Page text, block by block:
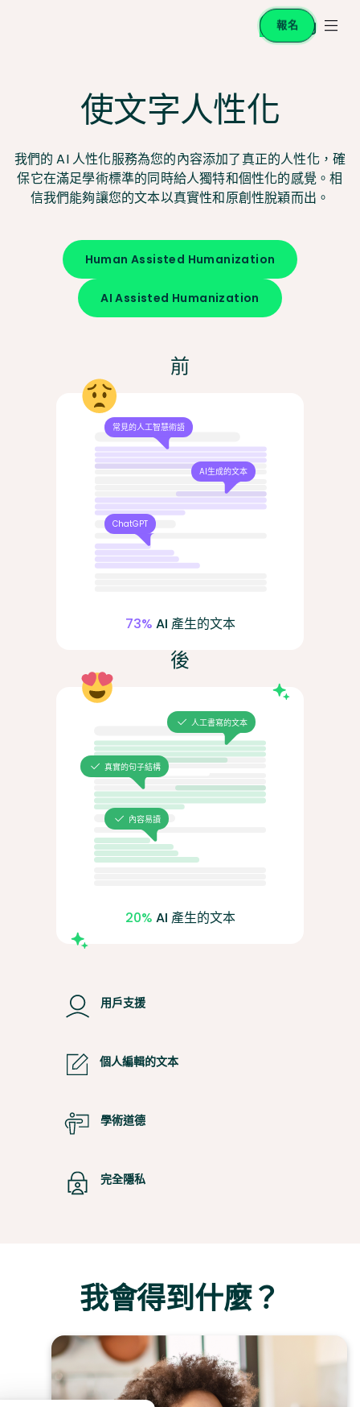
報名
使文字人性化
我們的 AI 人性化服務為您的內容添加了真正的人性化，確
保它在滿足學術標準的同時給人獨特和個性化的感覺。相
信我們能夠讓您的文本以真實性和原創性脫穎而出。
Human Assisted Humanization
AI Assisted Humanization
前
73% AI 產生的文本
常見的人工智慧術語
AI生成的文本
ChatGPT
後
20% AI 產生的文本
人工書寫的文本
真實的句子結構
內容易讀
用戶支援
個人編輯的文本
學術道德
完全隱私
我會得到什麼？